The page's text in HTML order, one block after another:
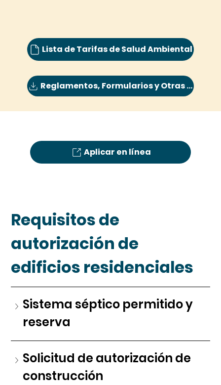
Lista de Tarifas de Salud Ambiental
Reglamentos, Formularios y Otras Descargas
Aplicar en línea
Requisitos de
autorización de
edificios residenciales
Sistema séptico permitido y
reserva
Solicitud de autorización de
construcción